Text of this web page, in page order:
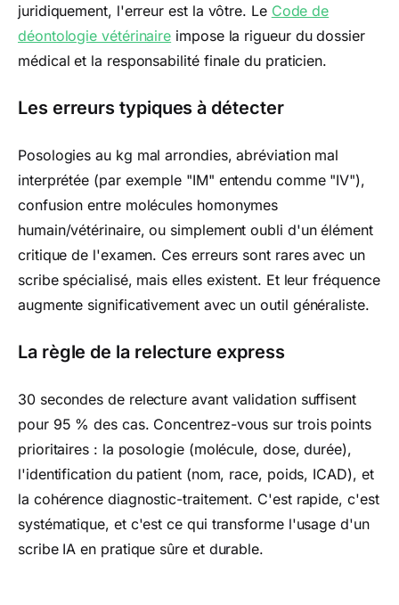
juridiquement, l'erreur est la vôtre. Le Code de
déontologie vétérinaire impose la rigueur du dossier
médical et la responsabilité finale du praticien.
Les erreurs typiques à détecter
Posologies au kg mal arrondies, abréviation mal
interprétée (par exemple "IM" entendu comme "IV"),
confusion entre molécules homonymes
humain/vétérinaire, ou simplement oubli d'un élément
critique de l'examen. Ces erreurs sont rares avec un
scribe spécialisé, mais elles existent. Et leur fréquence
augmente significativement avec un outil généraliste.
La règle de la relecture express
30 secondes de relecture avant validation suffisent
pour 95 % des cas. Concentrez-vous sur trois points
prioritaires : la posologie (molécule, dose, durée),
l'identification du patient (nom, race, poids, ICAD), et
la cohérence diagnostic-traitement. C'est rapide, c'est
systématique, et c'est ce qui transforme l'usage d'un
scribe IA en pratique sûre et durable.